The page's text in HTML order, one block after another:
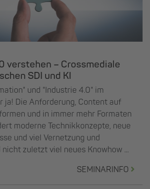
verstehen – Crossmediale
SDI und KI
und "Industrie 4.0" im
ja! Die Anforderung, Content auf
und in immer mehr Formaten
moderne Technikkonzepte, neue
und viel Vernetzung und
zuletzt viel neues Knowhow ...
SEMINARINFO